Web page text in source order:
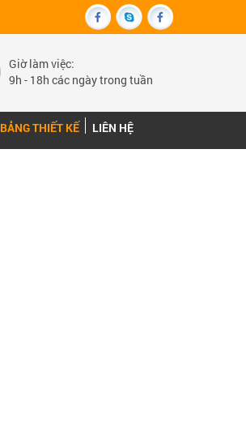
Giờ làm việc:
9h - 18h các ngày trong tuần
BẢNG THIẾT KẾ LIÊN HỆ